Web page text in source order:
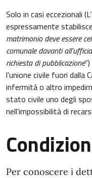
Solo in casi eccezionali
espressamente
matrimonio deve essere
comunale davanti
richiesta di pubblicazione
l'unione civile fuori dalla
infermità o altro
stato civile uno degli
nell’impossibilità di
Per conoscere i